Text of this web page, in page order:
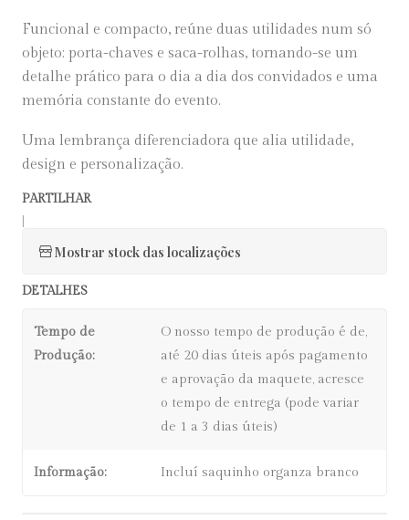
Funcional e compacto, reúne duas utilidades num só
objeto: porta-chaves e saca-rolhas, tornando-se um
detalhe prático para o dia a dia dos convidados e uma
memória constante do evento.
Uma lembrança diferenciadora que alia utilidade,
design e personalização.
PARTILHAR
Mostrar stock das localizações
DETALHES
Tempo de
Produção:
O nosso tempo de produção é de,
até 20 dias úteis após pagamento
e aprovação da maquete, acresce
o tempo de entrega (pode variar
de 1 a 3 dias úteis)
Informação: Incluí saquinho organza branco